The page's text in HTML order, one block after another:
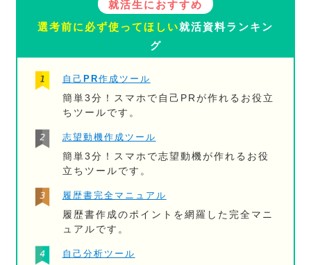
就活生におすすめ
選考前に必ず使ってほしい就活資料ランキン
グ
自己PR作成ツール
簡単3分！スマホで自己PRが作れるお役立
ちツールです。
志望動機作成ツール
簡単3分！スマホで志望動機が作れるお役
立ちツールです。
履歴書完全マニュアル
履歴書作成のポイントを網羅した完全マニ
ュアルです。
自己分析ツール